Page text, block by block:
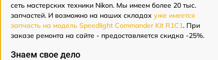
сеть мастерских техники Nikon. Мы имеем более 20 тыс.
запчастей. И возможно на наших складах уже имеется
запчасть на модель Speedlight Commander Kit R1C1. При
заказе ремонта на сайте - предоставляется скидка -25%.
Знаем свое дело